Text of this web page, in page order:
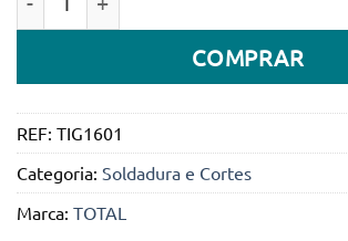
COMPRAR
REF: TIG1601
Categoria: Soldadura e Cortes
Marca: TOTAL